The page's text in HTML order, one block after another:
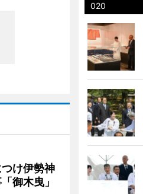
け伊勢神
御木曳」
020